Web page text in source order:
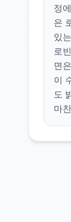
정
은
있
로
면
이
도
마